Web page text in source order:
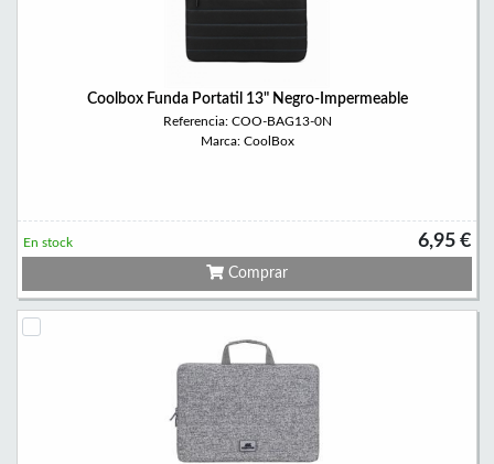
Coolbox Funda Portatil 13" Negro-Impermeable
Referencia: COO-BAG13-0N
Marca: CoolBox
6,95 €
En stock
Comprar